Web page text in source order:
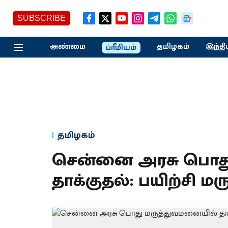
SUBSCRIBE
அண்மை ப்ரீமியம் தமிழகம்
தமிழகம்
சென்னை அரசு
தாக்குதல் : ப யிற்சி